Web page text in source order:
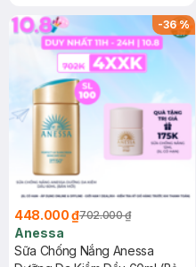
SPF 50+ 20ml (SL Có Hạn)
-36%
448.000 ₫702.000 ₫
Anessa
Sữa Chống Nắng Anessa